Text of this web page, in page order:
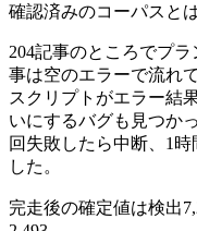
確認済みのコーパスと
204記事のところでプ
事は空のエラーで流れて
スクリプトがエラー結
いにするバグも見つか
回失敗したら中断、1
した。
完走後の確定値は検出